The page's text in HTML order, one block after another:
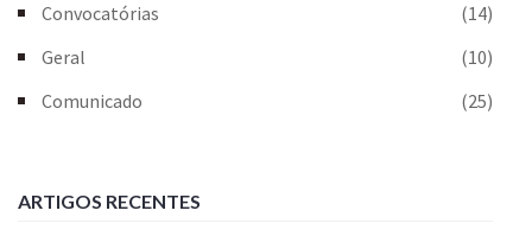
Convocatórias
(14)
Geral
(10)
Comunicado
(25)
ARTIGOS RECENTES